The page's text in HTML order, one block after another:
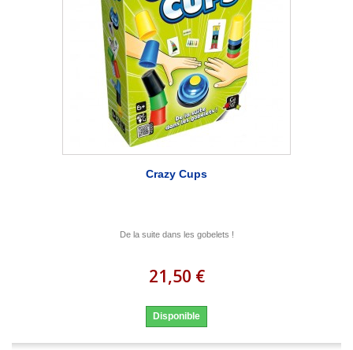
Crazy Cups
De la suite dans les gobelets !
21,50 €
Disponible